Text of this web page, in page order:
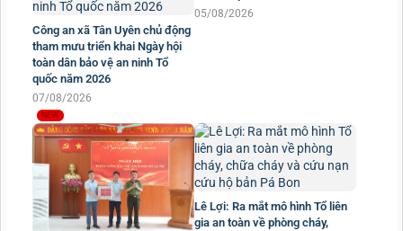
Công an xã Tân Uyên chủ động
tham mưu triển khai Ngày hội
toàn dân bảo vệ an ninh Tổ
quốc năm 2026
07/08/2026
Lê Lợi: Ra mắt mô hình Tổ liên
gia an toàn về phòng cháy,